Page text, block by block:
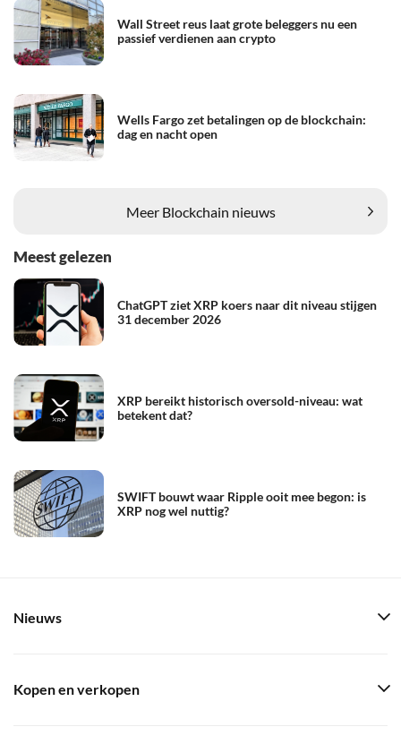
Wall Street reus laat grote beleggers nu een
passief verdienen aan crypto
Wells Fargo zet betalingen op de blockchain:
dag en nacht open
Meer Blockchain nieuws
Meest gelezen
ChatGPT ziet XRP koers naar dit niveau stijgen
31 december 2026
XRP bereikt historisch oversold-niveau: wat
betekent dat?
SWIFT bouwt waar Ripple ooit mee begon: is
XRP nog wel nuttig?
Nieuws
Kopen en verkopen